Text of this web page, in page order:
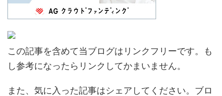
この記事を含めて当ブログはリンクフリーです。も
し参考になったらリンクしてかまいません。
また、気に入った記事はシェアしてください。ブロ